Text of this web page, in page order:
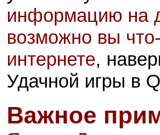
информацию на
возможно вы
интернете,
Удачной игры в
Важное